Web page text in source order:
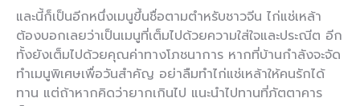
และนี้ก็เป็นอีกหนึ่งเมนูขึ้นชื่อตามตำหรับชาวจีน ไก่แช่เหล้า
ต้องบอกเลยว่าเป็นเมนูที่เต็มไปด้วยความใส่ใจและประณีต อีก
ทั้งยังเต็มไปด้วยคุณค่าทางโภชนาการ หากที่บ้านกำลังจะจัด
ทำเมนูพิเศษเพื่อวันสำคัญ อย่าลืมทำไก่แช่เหล้าให้คนรักได้
ทาน แต่ถ้าหากคิดว่ายากเกินไป แนะนำไปทานที่ภัตตาคาร